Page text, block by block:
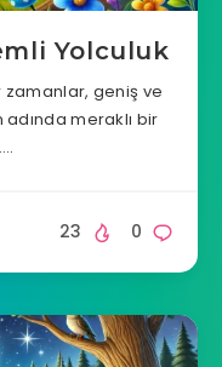
Yolculuk
zamanlar, geniş ve
meraklı bir
0
23